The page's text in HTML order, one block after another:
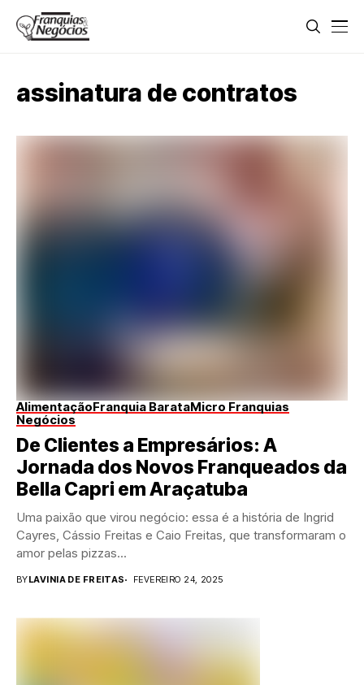
assinatura de contratos
AlimentaçãoFranquia BarataMicro Franquias
Negócios
De Clientes a Empresários: A
Jornada dos Novos Franqueados da
Bella Capri em Araçatuba
Uma paixão que virou negócio: essa é a história de Ingrid
Cayres, Cássio Freitas e Caio Freitas, que transformaram o
amor pelas pizzas...
BYLAVINIA DE FREITAS FEVEREIRO 24, 2025